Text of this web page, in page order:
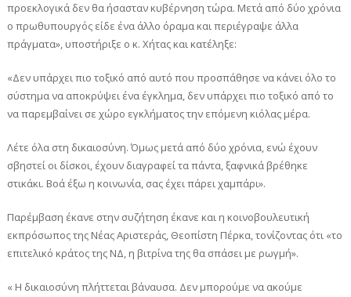
προεκλογικά δεν θα ήσασταν κυβέρνηση τώρα. Μετά από δύο χρόνια
ο πρωθυπουργός είδε ένα άλλο όραμα και περιέγραψε άλλα
πράγματα», υποστήριξε ο κ. Χήτας και κατέληξε:
«Δεν υπάρχει πιο τοξικό από αυτό που προσπάθησε να κάνει όλο το
σύστημα να αποκρύψει ένα έγκλημα, δεν υπάρχει πιο τοξικό από το
να παρεμβαίνει σε χώρο εγκλήματος την επόμενη κιόλας μέρα.
Λέτε όλα στη δικαιοσύνη. Όμως μετά από δύο χρόνια, ενώ έχουν
σβηστεί οι δίσκοι, έχουν διαγραφεί τα πάντα, ξαφνικά βρέθηκε
στικάκι. Βοά έξω η κοινωνία, σας έχει πάρει χαμπάρι».
Παρέμβαση έκανε στην συζήτηση έκανε και η κοινοβουλευτική
εκπρόσωπος της Νέας Αριστεράς, Θεοπίστη Πέρκα, τονίζοντας ότι «το
επιτελικό κράτος της ΝΔ, η βιτρίνα της θα σπάσει με ρωγμή».
« Η δικαιοσύνη πλήττεται βάναυσα. Δεν μπορούμε να ακούμε